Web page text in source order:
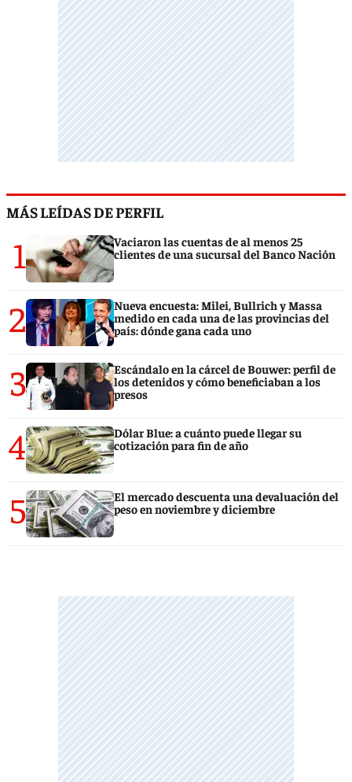
MÁS LEÍDAS DE PERFIL
1
Vaciaron las cuentas de al menos 25
clientes de una sucursal del Banco Nación
2
Nueva encuesta: Milei, Bullrich y Massa
medido en cada una de las provincias del
país: dónde gana cada uno
3
Escándalo en la cárcel de Bouwer: perfil de
los detenidos y cómo beneficiaban a los
presos
4
Dólar Blue: a cuánto puede llegar su
cotización para fin de año
5
El mercado descuenta una devaluación del
peso en noviembre y diciembre